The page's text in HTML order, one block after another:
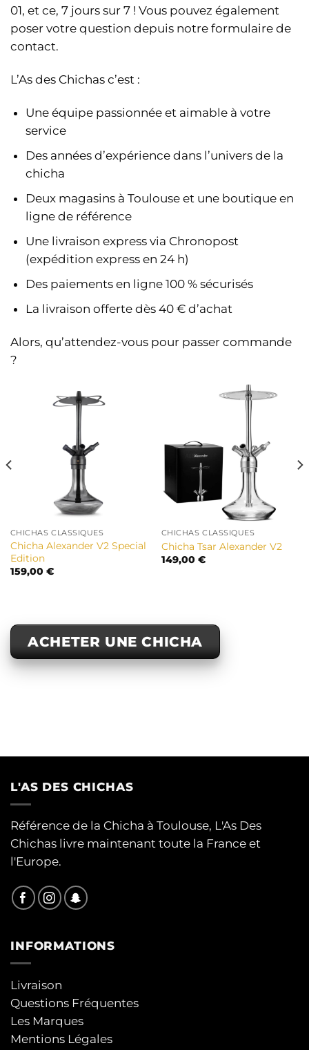
01, et ce, 7 jours sur 7 ! Vous pouvez également
poser votre question depuis notre formulaire de
contact.
L’As des Chichas c’est :
Une équipe passionnée et aimable à votre
service
Des années d’expérience dans l’univers de la
chicha
Deux magasins à Toulouse et une boutique en
ligne de référence
Une livraison express via Chronopost
(expédition express en 24 h)
Des paiements en ligne 100 % sécurisés
La livraison offerte dès 40 € d’achat
Alors, qu’attendez-vous pour passer commande
?
CHICHAS CLASSIQUES
Chicha Alexander V2 Special
Edition
159,00 €
CHICHAS CLASSIQUES
Chicha Tsar Alexander V2
149,00 €
ACHETER UNE CHICHA
L'AS DES CHICHAS
Référence de la Chicha à Toulouse, L'As Des
Chichas livre maintenant toute la France et
l'Europe.
INFORMATIONS
Livraison
Questions Fréquentes
Les Marques
Mentions Légales